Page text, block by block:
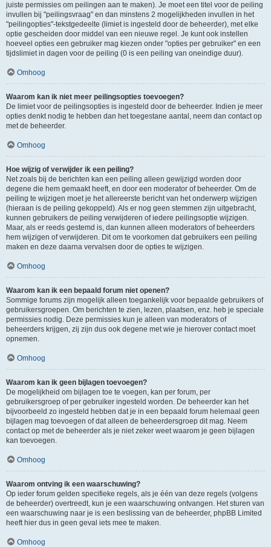
juiste permissies om peilingen aan te maken). Je moet een titel voor de peiling
invullen bij "peilingsvraag" en dan minstens 2 mogelijkheden invullen in het
"peilingopties"-tekstgedeelte (limiet is ingesteld door de beheerder), met elke
optie gescheiden door middel van een nieuwe regel. Je kunt ook instellen
hoeveel opties een gebruiker mag kiezen onder "opties per gebruiker" en een
tijdslimiet in dagen voor de peiling (0 is een peiling van oneindige duur).
Omhoog
Waarom kan ik niet meer peilingsopties toevoegen?
De limiet voor de peilingsopties is ingesteld door de beheerder. Indien je meer
opties denkt nodig te hebben dan het toegestane aantal, neem dan contact op
met de beheerder.
Omhoog
Hoe wijzig of verwijder ik een peiling?
Net zoals bij de berichten kan een peiling alleen gewijzigd worden door
degene die hem gemaakt heeft, en door een moderator of beheerder. Om de
peiling te wijzigen moet je het allereerste bericht van het onderwerp wijzigen
(hieraan is de peiling gekoppeld). Als er nog geen stemmen zijn uitgebracht,
kunnen gebruikers de peiling verwijderen of iedere peilingsoptie wijzigen.
Maar, als er reeds gestemd is, dan kunnen alleen moderators of beheerders
hem wijzigen of verwijderen. Dit om te voorkomen dat gebruikers een peiling
maken en deze daarna vervalsen door de opties te wijzigen.
Omhoog
Waarom kan ik een bepaald forum niet openen?
Sommige forums zijn mogelijk alleen toegankelijk voor bepaalde gebruikers of
gebruikersgroepen. Om berichten te zien, lezen, plaatsen, enz. heb je speciale
permissies nodig. Deze permissies kun je alleen van moderators of
beheerders krijgen, zij zijn dus ook degene met wie je hierover contact moet
opnemen.
Omhoog
Waarom kan ik geen bijlagen toevoegen?
De mogelijkheid om bijlagen toe te voegen, kan per forum, per
gebruikersgroep of per gebruiker ingesteld worden. De beheerder kan het
bijvoorbeeld zo ingesteld hebben dat je in een bepaald forum helemaal geen
bijlagen mag toevoegen of dat alleen de beheerdersgroep dit mag. Neem
contact op met de beheerder als je niet zeker weet waarom je geen bijlagen
kan toevoegen.
Omhoog
Waarom ontving ik een waarschuwing?
Op ieder forum gelden specifieke regels, als je één van deze regels (volgens
de beheerder) overtreedt, kun je een waarschuwing ontvangen. Het sturen van
een waarschuwing naar je is een beslissing van de beheerder, phpBB Limited
heeft hier dus in geen geval iets mee te maken.
Omhoog